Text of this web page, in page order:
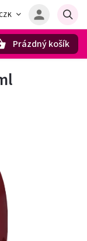
CZK
Prázdný košík